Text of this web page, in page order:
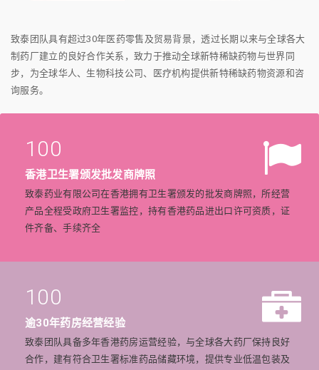
致泰团队具有超过30年医药零售及贸易背景，透过长期以来与全球各大
制药厂建立的良好合作关系，致力于推动全球新特稀缺药物与世界同
步，为全球华人、生物科技公司、医疗机构提供新特稀缺药物资源和咨
询服务。
100
香港卫生署颁发批发商牌照
致泰药业有限公司在香港拥有卫生署颁发的批发商牌照，所经营
产品全程受政府卫生署监控，持有香港药品进出口许可资质，证
件齐备、手续齐全
100
逾30年药房经营经验
致泰团队具备多年香港药房运营经验，与全球各大药厂保持良好
合作，建有符合卫生署标准药品储藏环境，提供专业低温包装及